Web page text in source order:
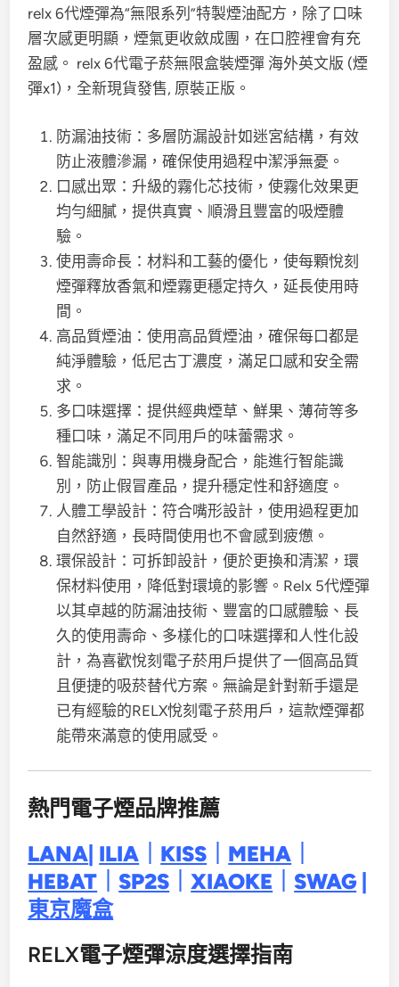
relx 6代煙彈為“無限系列”特製煙油配方，除了口味
層次感更明顯，煙氣更收斂成團，在口腔裡會有充
盈感。 relx 6代電子菸無限盒裝煙彈 海外英文版 (煙
彈x1)，全新現貨發售, 原裝正版。
防漏油技術：多層防漏設計如迷宮結構，有效
防止液體滲漏，確保使用過程中潔淨無憂。
口感出眾：升級的霧化芯技術，使霧化效果更
均勻細膩，提供真實、順滑且豐富的吸煙體
驗。
使用壽命長：材料和工藝的優化，使每顆悅刻
煙彈釋放香氣和煙霧更穩定持久，延長使用時
間。
高品質煙油：使用高品質煙油，確保每口都是
純淨體驗，低尼古丁濃度，滿足口感和安全需
求。
多口味選擇：提供經典煙草、鮮果、薄荷等多
種口味，滿足不同用戶的味蕾需求。
智能識別：與專用機身配合，能進行智能識
別，防止假冒產品，提升穩定性和舒適度。
人體工學設計：符合嘴形設計，使用過程更加
自然舒適，長時間使用也不會感到疲憊。
環保設計：可拆卸設計，便於更換和清潔，環
保材料使用，降低對環境的影響。Relx 5代煙彈
以其卓越的防漏油技術、豐富的口感體驗、長
久的使用壽命、多樣化的口味選擇和人性化設
計，為喜歡悅刻電子菸用戶提供了一個高品質
且便捷的吸菸替代方案。無論是針對新手還是
已有經驗的RELX悅刻電子菸用戶，這款煙彈都
能帶來滿意的使用感受。
熱門電子煙品牌推薦
LANA| ILIA KISS MEHA
HEBAT ｜SP2S ｜XIAOKE ｜SWAG|
東京魔盒
RELX電子煙彈涼度選擇指南